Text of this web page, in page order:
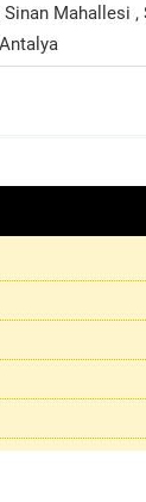
Sinan Mahallesi